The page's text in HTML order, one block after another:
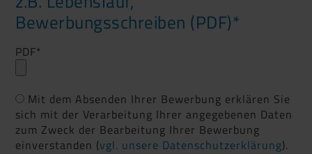
Bewerbungsschreiben (PDF)*
PDF*
Mit dem Absenden Ihrer Bewerbung erklären Sie
sich mit der Verarbeitung Ihrer angegebenen Daten
zum Zweck der Bearbeitung Ihrer Bewerbung
einverstanden (vgl. unsere Datenschutzerklärung).